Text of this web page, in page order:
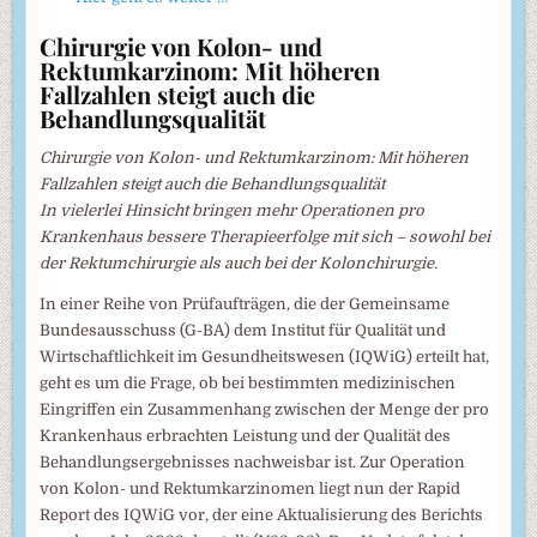
Chirurgie von Kolon- und
Rektumkarzinom: Mit höheren
Fallzahlen steigt auch die
Behandlungsqualität
Chirurgie von Kolon- und Rektumkarzinom: Mit höheren
Fallzahlen steigt auch die Behandlungsqualität
In vielerlei Hinsicht bringen mehr Operationen pro
Krankenhaus bessere Therapieerfolge mit sich – sowohl bei
der Rektumchirurgie als auch bei der Kolonchirurgie.
In einer Reihe von Prüfaufträgen, die der Gemeinsame
Bundesausschuss (G-BA) dem Institut für Qualität und
Wirtschaftlichkeit im Gesundheitswesen (IQWiG) erteilt hat,
geht es um die Frage, ob bei bestimmten medizinischen
Eingriffen ein Zusammenhang zwischen der Menge der pro
Krankenhaus erbrachten Leistung und der Qualität des
Behandlungsergebnisses nachweisbar ist. Zur Operation
von Kolon- und Rektumkarzinomen liegt nun der Rapid
Report des IQWiG vor, der eine Aktualisierung des Berichts